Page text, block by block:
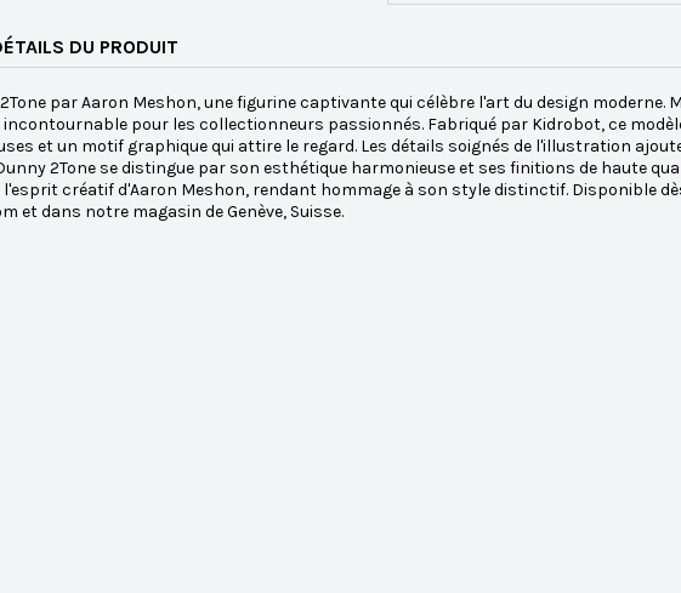
DU PRODUIT
par Aaron Meshon, une figurine captivante qui célèbre l'art du design moderne.
incontournable pour les collectionneurs passionnés. Fabriqué par Kidrobot, ce
et un motif graphique qui attire le regard. Les détails soignés de l'illustration
2Tone se distingue par son esthétique harmonieuse et ses finitions de haute
créatif d'Aaron Meshon, rendant hommage à son style distinctif. Disponible
et dans notre magasin de Genève, Suisse.